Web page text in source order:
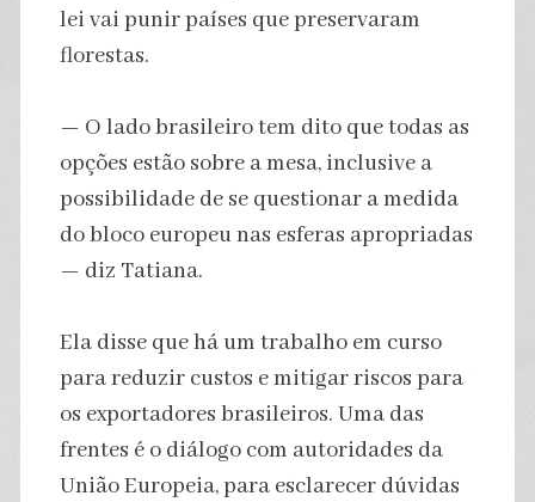
lei vai punir países que preservaram
florestas.
— O lado brasileiro tem dito que todas as
opções estão sobre a mesa, inclusive a
possibilidade de se questionar a medida
do bloco europeu nas esferas apropriadas
— diz Tatiana.
Ela disse que há um trabalho em curso
para reduzir custos e mitigar riscos para
os exportadores brasileiros. Uma das
frentes é o diálogo com autoridades da
União Europeia, para esclarecer dúvidas